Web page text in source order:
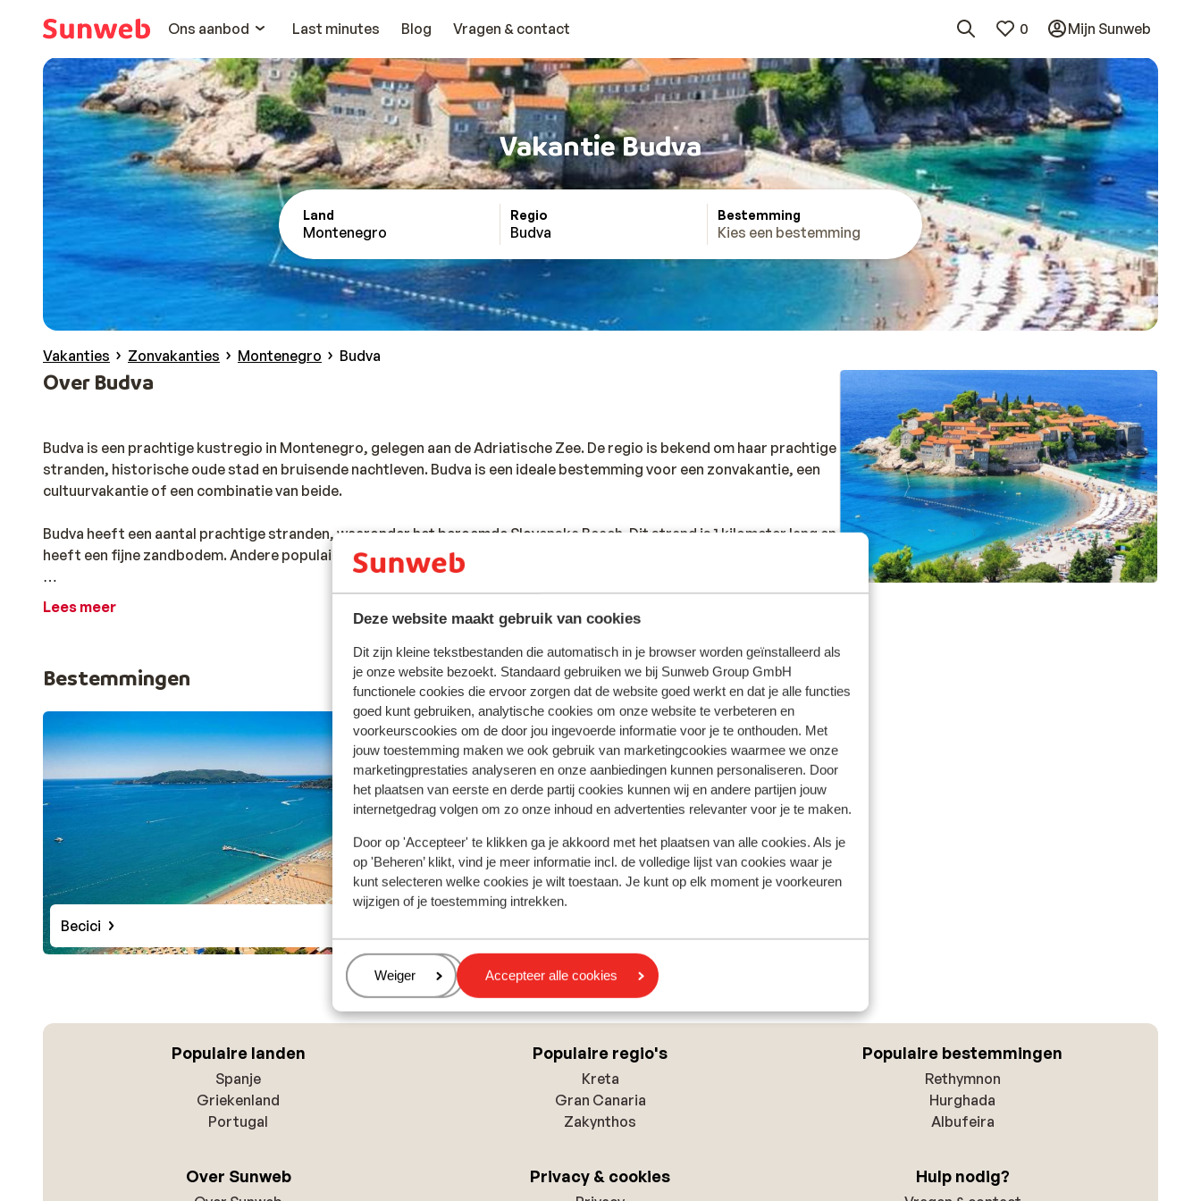
Deze website maakt gebruik van cookies
Dit zijn kleine tekstbestanden die automatisch in je browser worden geïnstalleerd als
je onze website bezoekt. Standaard gebruiken we bij Sunweb Group GmbH
functionele cookies die ervoor zorgen dat de website goed werkt en dat je alle functies
goed kunt gebruiken, analytische cookies om onze website te verbeteren en
voorkeurscookies om de door jou ingevoerde informatie voor je te onthouden. Met
jouw toestemming maken we ook gebruik van marketingcookies waarmee we onze
marketingprestaties analyseren en onze aanbiedingen kunnen personaliseren. Door
het plaatsen van eerste en derde partij cookies kunnen wij en andere partijen jouw
internetgedrag volgen om zo onze inhoud en advertenties relevanter voor je te maken.
Door op 'Accepteer' te klikken ga je akkoord met het plaatsen van alle cookies. Als je
op 'Beheren’ klikt, vind je meer informatie incl. de volledige lijst van cookies waar je
kunt selecteren welke cookies je wilt toestaan. Je kunt op elk moment je voorkeuren
wijzigen of je toestemming intrekken.
Beheren
Weiger Accepteer alle cookies
Ons aanbod
Last minutes Blog Vragen & contact 0 Mijn Sunweb
Vakantie Budva
Land
Montenegro
Regio
Budva
Bestemming
Kies een bestemming
Vakanties Zonvakanties Montenegro Budva
Over Budva
Budva is een prachtige kustregio in Montenegro, gelegen aan de Adriatische Zee. De regio is bekend om haar prachtige
stranden, historische oude stad en bruisende nachtleven. Budva is een ideale bestemming voor een zonvakantie, een
cultuurvakantie of een combinatie van beide.
Budva heeft een aantal prachtige stranden, waaronder het beroemde Slovenska Beach. Dit strand is 1 kilometer lang en
heeft een fijne zandbodem. Andere populaire stranden in Budva zijn Becici Beach, Mogren Beach en Sveti Stefan.
De oude stad van Budva is een beschermd UNESCO-werelderfgoed. De stad is gebouwd op een rotsachtige kaap en
heeft een prachtig uitzicht op de zee. De oude stad is vol met smalle straatjes, gezellige restaurants en bars.
Naast zon, zee en strand biedt Budva ook een aantal andere activiteiten. Je kunt bijvoorbeeld gaan wandelen of fietsen
in de omgeving, een bezoek brengen aan een van de vele historische bezienswaardigheden of een dagje uitgaan naar
Lees meer
Alle accommodaties in Budva
Bestemmingen
Becici
Alle accommodaties in Budva
Populaire landen
Spanje
Griekenland
Portugal
Populaire regio's
Kreta
Gran Canaria
Zakynthos
Populaire bestemmingen
Rethymnon
Hurghada
Albufeira
Over Sunweb Privacy & cookies Hulp nodig?